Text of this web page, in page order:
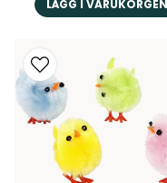
LÄGG I VARUKORGEN